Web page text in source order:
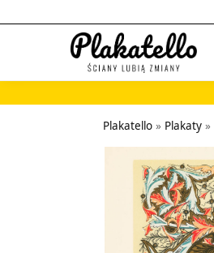
Szukaj...
Plakatello » Plakaty »